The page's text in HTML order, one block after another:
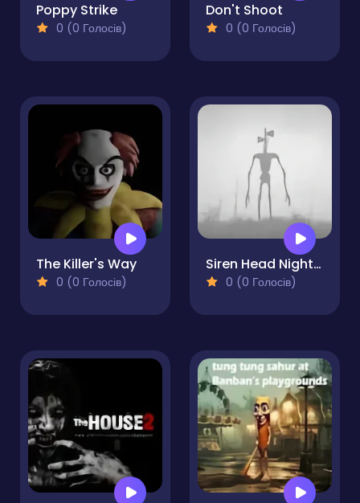
Poppy Strike
0 (0 Голосів)
Don't Shoot
0 (0 Голосів)
The Killer's Way
0 (0 Голосів)
Siren Head Nightmare Scary Survival
0 (0 Голосів)